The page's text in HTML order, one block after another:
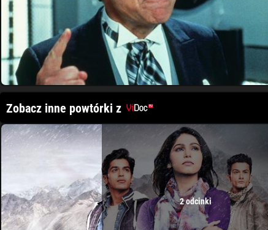
Zobacz inne powtórki z
2 odcinki